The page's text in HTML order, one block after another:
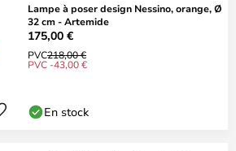
Lampe à poser design Nessino, orange, Ø
32 cm - Artemide
175,00 €
PVC218,00 €
PVC -43,00 €
En stock